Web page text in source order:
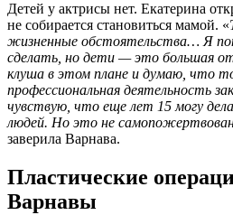
Детей у актрисы нет. Екатерина
не собирается становиться мамой. «
жизненные обстоятельства… Я
сделать, но дети — это большая
клуша в этом плане и думаю, что
профессиональная деятельность
чувствую, что еще лет 15 могу
людей. Но это не
заверила Варнава.
Пластические
Варнавы